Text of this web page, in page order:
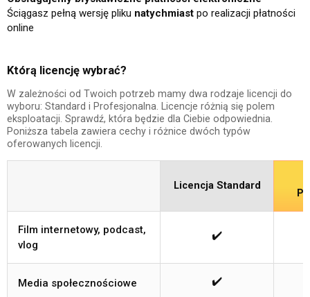
Ściągasz pełną wersję pliku natychmiast po realizacji płatności
online
Którą licencję wybrać?
W zależności od Twoich potrzeb mamy dwa rodzaje licencji do
wyboru: Standard i Profesjonalna. Licencje różnią się polem
eksploatacji. Sprawdź, która będzie dla Ciebie odpowiednia.
Poniższa tabela zawiera cechy i różnice dwóch typów
oferowanych licencji.
Licencja Standard
Film internetowy, podcast,
vlog
✔️
Media społecznościowe ✔️